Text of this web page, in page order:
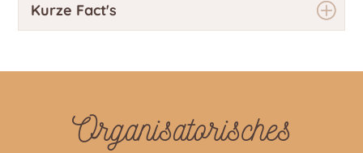
Kurze Fact's
Organisatorisches